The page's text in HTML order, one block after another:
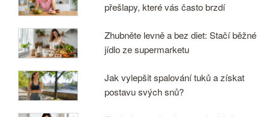
přešlapy, které vás často brzdí
Zhubněte levně a bez diet: Stačí běžné
jídlo ze supermarketu
Jak vylepšit spalování tuků a získat
postavu svých snů?